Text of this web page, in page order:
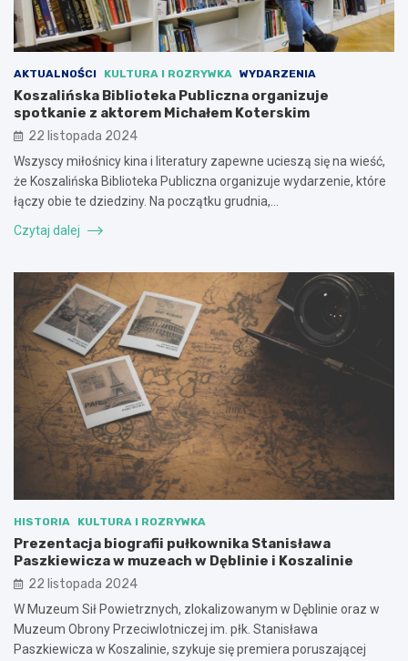
AKTUALNOŚCI KULTURA I ROZRYWKA WYDARZENIA
Koszalińska Biblioteka Publiczna organizuje
spotkanie z aktorem Michałem Koterskim
22 listopada 2024
Wszyscy miłośnicy kina i literatury zapewne ucieszą się na wieść,
że Koszalińska Biblioteka Publiczna organizuje wydarzenie, które
łączy obie te dziedziny. Na początku grudnia,…
Czytaj dalej
HISTORIA KULTURA I ROZRYWKA
Prezentacja biografii pułkownika Stanisława
Paszkiewicza w muzeach w Dęblinie i Koszalinie
22 listopada 2024
W Muzeum Sił Powietrznych, zlokalizowanym w Dęblinie oraz w
Muzeum Obrony Przeciwlotniczej im. płk. Stanisława
Paszkiewicza w Koszalinie, szykuje się premiera poruszającej